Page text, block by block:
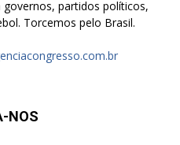
partidos políticos,
Torcemos pelo Brasil.
NOS